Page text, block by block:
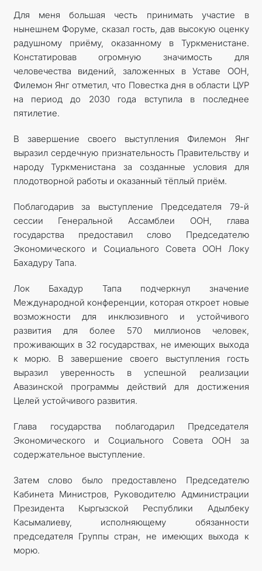
Для меня большая честь принимать участие в
нынешнем Форуме, сказал гость, дав высокую оценку
радушному приёму, оказанному в Туркменистане.
Констатировав огромную значимость для
человечества видений, заложенных в Уставе ООН,
Филемон Янг отметил, что Повестка дня в области ЦУР
на период до 2030 года вступила в последнее
пятилетие.
В завершение своего выступления Филемон Янг
выразил сердечную признательность Правительству и
народу Туркменистана за созданные условия для
плодотворной работы и оказанный тёплый приём.
Поблагодарив за выступление Председателя 79-й
сессии Генеральной Ассамблеи ООН, глава
государства предоставил слово Председателю
Экономического и Социального Совета ООН Локу
Бахадуру Тапа.
Лок Бахадур Тапа подчеркнул значение
Международной конференции, которая откроет новые
возможности для инклюзивного и устойчивого
развития для более 570 миллионов человек,
проживающих в 32 государствах, не имеющих выхода
к морю. В завершение своего выступления гость
выразил уверенность в успешной реализации
Авазинской программы действий для достижения
Целей устойчивого развития.
Глава государства поблагодарил Председателя
Экономического и Социального Совета ООН за
содержательное выступление.
Затем слово было предоставлено Председателю
Кабинета Министров, Руководителю Администрации
Президента Кыргызской Республики Адылбеку
Касымалиеву, исполняющему обязанности
председателя Группы стран, не имеющих выхода к
морю.